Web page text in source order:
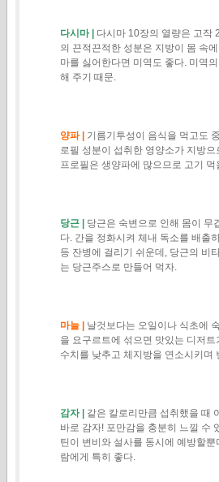
다시마 | 다시마 10장의 열량은 고작
의 끈적끈적한 성분은 지방이 몸 속
마를 싫어한다면 미역도 좋다. 미역
해 주기 때문.
양파 | 기름기투성이 음식을 먹고도
로필 성분이 섭취한 영양소가 지방
프로필은 생양파에 많으므로 고기 먹
당근 | 당근은 숙변으로 인해 몸이 무
다. 간을 정화시켜 체내 독소를 배출
등 잔병에 걸리기 쉬운데, 당근의 비
는 당근주스로 만들어 먹자.
마늘 | 날것보다는 오일이나 식초에
을 요구르트에 섞으면 맛있는 디저
수치를 낮추고 체지방을 연소시키며
감자 | 같은 칼로리만큼 섭취했을 때
바로 감자! 포만감을 충분히 느낄 수
틴이 변비와 설사를 동시에 예방할
람에게 특히 좋다.